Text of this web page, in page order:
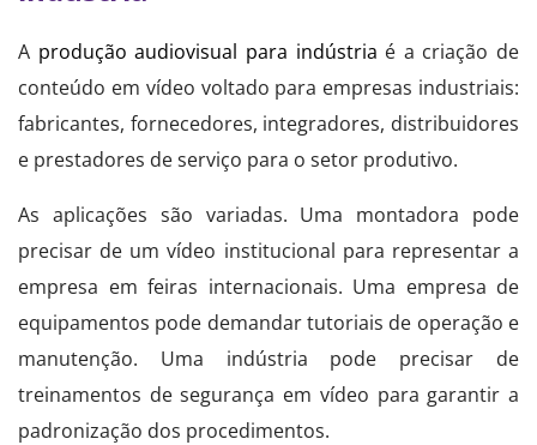
A produção audiovisual para indústria é a criação de
conteúdo em vídeo voltado para empresas industriais:
fabricantes, fornecedores, integradores, distribuidores
e prestadores de serviço para o setor produtivo.
As aplicações são variadas. Uma montadora pode
precisar de um vídeo institucional para representar a
empresa em feiras internacionais. Uma empresa de
equipamentos pode demandar tutoriais de operação e
manutenção. Uma indústria pode precisar de
treinamentos de segurança em vídeo para garantir a
padronização dos procedimentos.